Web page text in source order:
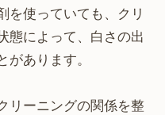
を使っていても、クリ
態によって、白さの出
があります。
リーニングの関係を整